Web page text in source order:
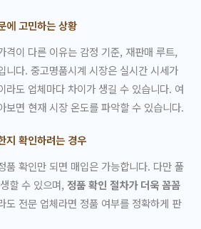
에 고민하는 상황
격이 다른 이유는 감정 기준, 재판매 루트,
니다. 중고명품시계 시장은 실시간 시세가
라도 업체마다 차이가 생길 수 있습니다. 여
보면 현재 시장 온도를 파악할 수 있습니다.
지 확인하려는 경우
품 확인만 되면 매입은 가능합니다. 다만 풀
할 수 있으며, 정품 확인 절차가 더욱 꼼꼼
도 전문 업체라면 정품 여부를 정확하게 판